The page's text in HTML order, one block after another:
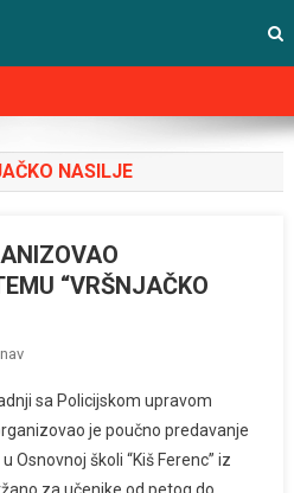
NASILJE
“VRŠNJAČKO
sa Policijskom upravom
je poučno predavanje
Osnovnoj školi “Kiš Ferenc” iz